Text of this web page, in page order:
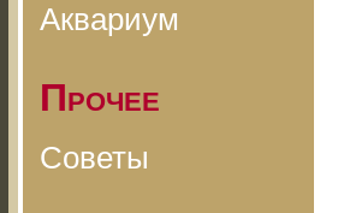
Аквариум
Прочее
Советы